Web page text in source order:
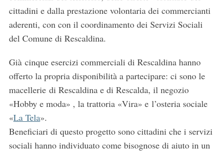
cittadini e dalla prestazione volontaria dei commercianti
aderenti, con con il coordinamento dei Servizi Sociali
del Comune di Rescaldina.
Già cinque esercizi commerciali di Rescaldina hanno
offerto la propria disponibilità a partecipare: ci sono le
macellerie di Rescaldina e di Rescalda, il negozio
«Hobby e moda» , la trattoria «Vira» e l’osteria sociale
«La Tela».
Beneficiari di questo progetto sono cittadini che i servizi
sociali hanno individuato come bisognose di aiuto in un